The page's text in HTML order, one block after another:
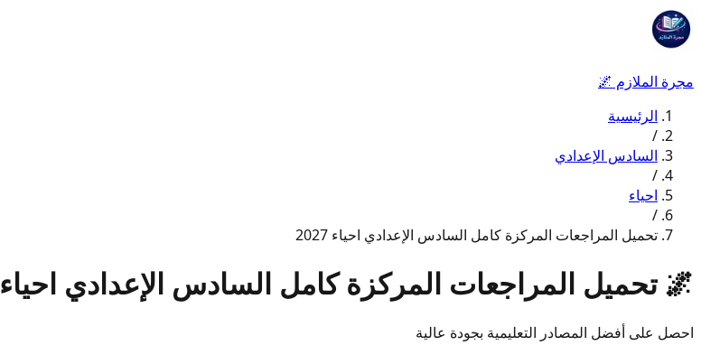
مجرة الملازم 🌌
الرئيسية
/
السادس الإعدادي
/
احياء
/
تحميل المراجعات المركزة كامل السادس الإعدادي احياء 2027
🌌 تحميل المراجعات المركزة كامل السادس الإعدادي احياء 2027
احصل على أفضل المصادر التعليمية بجودة عالية